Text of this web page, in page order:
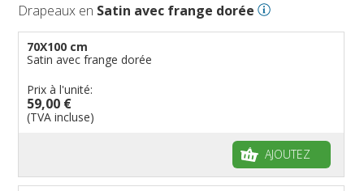
Drapeaux en Satin avec frange dorée
70X100 cm
Satin avec frange dorée
Prix à l'unité:
59,00 €
(TVA incluse)
AJOUTEZ